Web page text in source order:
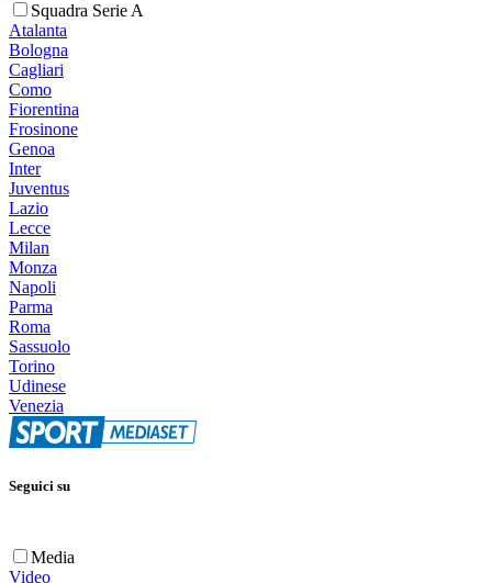
Squadra Serie A
Atalanta
Bologna
Cagliari
Como
Fiorentina
Frosinone
Genoa
Inter
Juventus
Lazio
Lecce
Milan
Monza
Napoli
Parma
Roma
Sassuolo
Torino
Udinese
Venezia
Seguici su
Media
Video